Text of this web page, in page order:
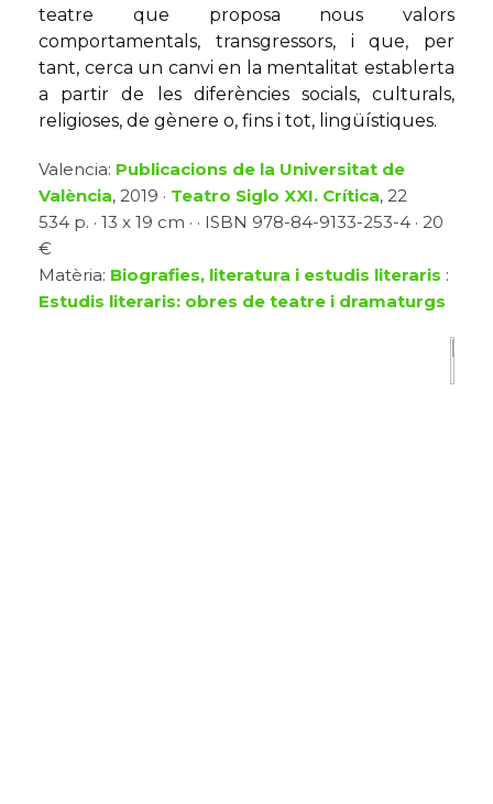
teatre que proposa nous valors
comportamentals, transgressors, i que, per
tant, cerca un canvi en la mentalitat establerta
a partir de les diferències socials, culturals,
religioses, de gènere o, fins i tot, lingüístiques.
Valencia: Publicacions de la Universitat de
València, 2019 · Teatro Siglo XXI. Crítica, 22
534 p. · 13 x 19 cm · · ISBN 978-84-9133-253-4 · 20
€
Matèria: Biografies, literatura i estudis literaris :
Estudis literaris: obres de teatre i dramaturgs